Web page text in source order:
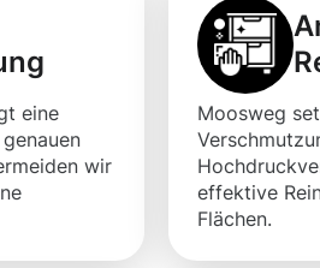
eine
wir
Moosweg
effektive
Flächen.